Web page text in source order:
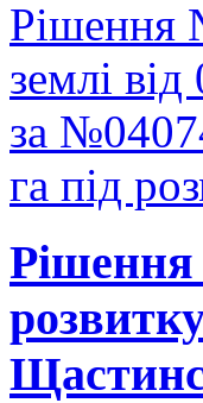
Рішення
землі
за
га під